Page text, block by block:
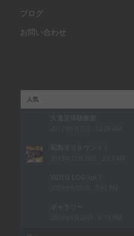
ブログ
お問い合わせ
人気